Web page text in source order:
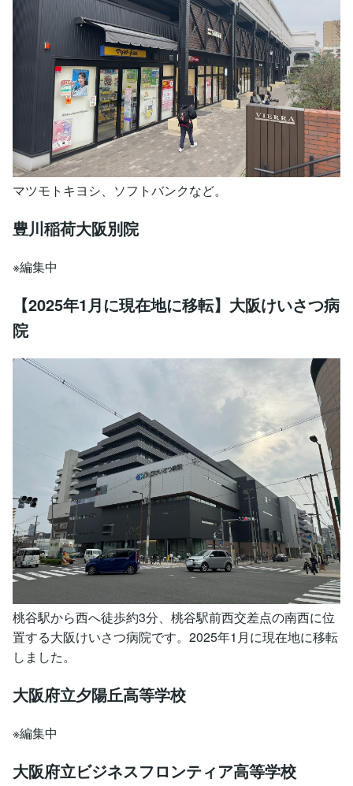
マツモトキヨシ、ソフトバンクなど。
豊川稲荷大阪別院
※編集中
【2025年1月に現在地に移転】大阪けいさつ病
院
桃谷駅から西へ徒歩約3分、桃谷駅前西交差点の南西に位
置する大阪けいさつ病院です。2025年1月に現在地に移転
しました。
大阪府立夕陽丘高等学校
※編集中
大阪府立ビジネスフロンティア高等学校